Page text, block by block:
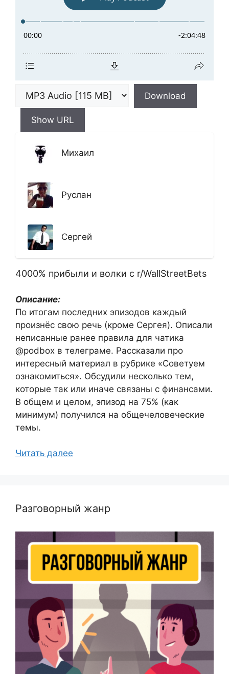
Download
Show URL
Михаил
Руслан
Сергей
4000% прибыли и волки с r/WallStreetBets
Описание:
По итогам последних эпизодов каждый
произнёс свою речь (кроме Сергея). Описали
неписанные ранее правила для чатика
@podbox в телеграме. Рассказали про
интересный материал в рубрике «Советуем
ознакомиться». Обсудили несколько тем,
которые так или иначе связаны с финансами.
В общем и целом, эпизод на 75% (как
минимум) получился на общечеловеческие
темы.
Читать далее
Разговорный жанр